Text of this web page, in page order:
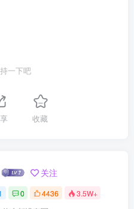
一下吧
收藏
关注
0 4436 3.5W+